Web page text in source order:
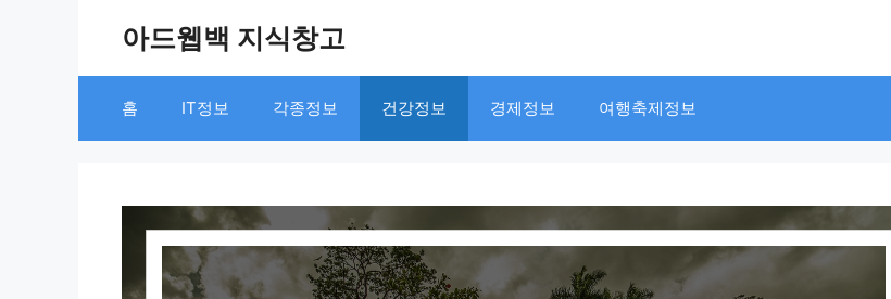
아드웹백 지식창고
홈 IT정보 각종정보 건강정보 경제정보 여행축제정보